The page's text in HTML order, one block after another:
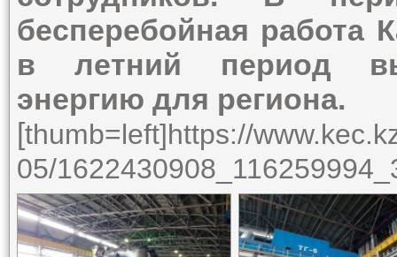
бесперебойная работа
в летний период
энергию для региона.
[thumb=left]https://
05/